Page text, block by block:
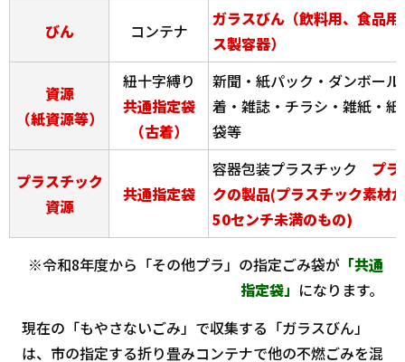
びん コンテナ
ガラスびん（飲料用、食品用
ス製容器）
資源
（紙資源等）
紐十字縛り
共通指定袋
（古着）
新聞・紙パック・ダンボール
着・雑誌・チラシ・雑紙・紙
袋等
プラスチック
資源
共通指定袋
容器包装プラスチック プ
クの製品(プラスチック素材
50センチ未満のもの)
※令和8年度から「その他プラ」の指定ごみ袋が 「共通
指定袋」 になります。
現在の「もやさないごみ」で収集する「ガラスびん」
は、市の指定する折り畳みコンテナで他の不燃ごみを混